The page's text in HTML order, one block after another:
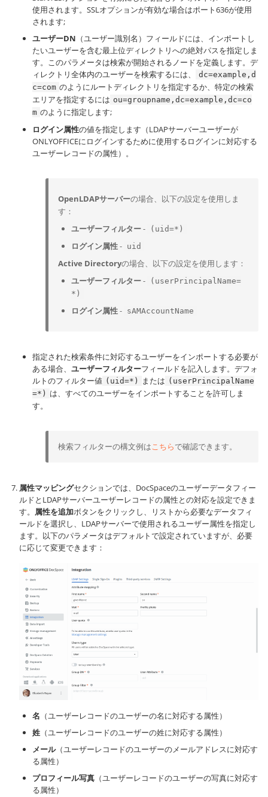
使用されます。SSLオプションが有効な場合はポート636が使用
されます;
ユーザーDN （ユーザー識別名）フィールドには、インポートし
たいユーザーを含む最上位ディレクトリへの絶対パスを指定しま
す。このパラメータは検索が開始されるノードを定義します。デ
ィレクトリ全体内のユーザーを検索するには、
dc=example,d
c=com のようにルートディレクトリを指定するか、特定の検索
エリアを指定するには ou=groupname,dc=example,dc=co
m のように指定します;
ログイン属性の値を指定します（LDAPサーバーユーザーが
ONLYOFFICEにログインするために使用するログインに対応する
ユーザーレコードの属性）。
OpenLDAPサーバーの場合、以下の設定を使用しま
す：
ユーザーフィルター- (uid=*)
ログイン属性- uid
Active Directoryの場合、以下の設定を使用します：
ユーザーフィルター-
(userPrincipalName=
*)
ログイン属性- sAMAccountName
指定された検索条件に対応するユーザーをインポートする必要が
ある場合、 ユーザーフィルターフィールドを記入します。デフォ
ルトのフィルター値 (uid=*) または (userPrincipalName
=*) は、すべてのユーザーをインポートすることを許可しま
す。
検索フィルターの構文例はこちらで確認できます。
属性マッピングセクションでは、DocSpaceのユーザーデータフィー
ルドとLDAPサーバーユーザーレコードの属性との対応を設定できま
す。 属性を追加ボタンをクリックし、リストから必要なデータフィ
ールドを選択し、LDAPサーバーで使用されるユーザー属性を指定し
ます。以下のパラメータはデフォルトで設定されていますが、必要
に応じて変更できます：
名 （ユーザーレコードのユーザーの名に対応する属性）
姓 （ユーザーレコードのユーザーの姓に対応する属性）
メール（ユーザーレコードのユーザーのメールアドレスに対応す
る属性）
プロフィール写真 （ユーザーレコードのユーザーの写真に対応す
る属性）